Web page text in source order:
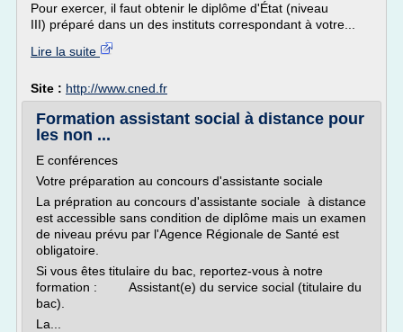
Pour exercer, il faut obtenir le diplôme d'État (niveau
III) préparé dans un des instituts correspondant à votre...
Lire la suite
Site : http://www.cned.fr
Formation assistant social à distance pour
les non ...
E conférences
Votre préparation au concours d'assistante sociale
La prépration au concours d'assistante sociale à distance
est accessible sans condition de diplôme mais un examen
de niveau prévu par l'Agence Régionale de Santé est
obligatoire.
Si vous êtes titulaire du bac, reportez-vous à notre
formation : Assistant(e) du service social (titulaire du
bac).
La...